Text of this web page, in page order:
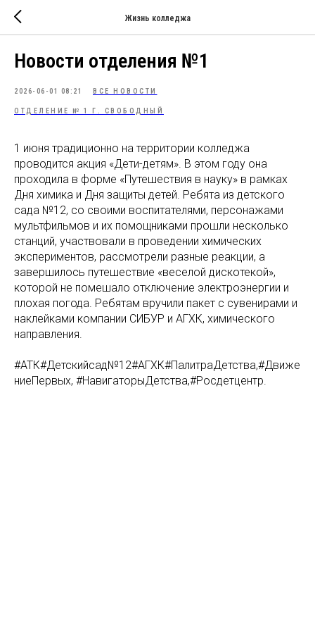
Жизнь колледжа
Новости отделения №1
2026-06-01 08:21 ВСЕ НОВОСТИ
ОТДЕЛЕНИЕ № 1 Г. СВОБОДНЫЙ
1 июня традиционно на территории колледжа
проводится акция «Дети-детям». В этом году она
проходила в форме «Путешествия в науку» в рамках
Дня химика и Дня защиты детей. Ребята из детского
сада №12, со своими воспитателями, персонажами
мультфильмов и их помощниками прошли несколько
станций, участвовали в проведении химических
экспериментов, рассмотрели разные реакции, а
завершилось путешествие «веселой дискотекой»,
которой не помешало отключение электроэнергии и
плохая погода. Ребятам вручили пакет с сувенирами и
наклейками компании СИБУР и АГХК, химического
направления.
#АТК#Детскийсад№12#АГХК#ПалитраДетства,#Движе
ниеПервых, #НавигаторыДетства,#Росдетцентр.